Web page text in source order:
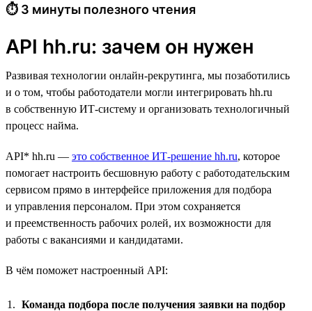
⏱ 3 минуты полезного чтения
API hh.ru: зачем он нужен
Развивая технологии онлайн-рекрутинга, мы позаботились
и о том, чтобы работодатели могли интегрировать hh.ru
в собственную ИТ-систему и организовать технологичный
процесс найма.
API* hh.ru — это собственное ИТ-решение hh.ru, которое
помогает настроить бесшовную работу с работодательским
сервисом прямо в интерфейсе приложения для подбора
и управления персоналом. При этом сохраняется
и преемственность рабочих ролей, их возможности для
работы с вакансиями и кандидатами.
В чём поможет настроенный API:
Команда подбора после получения заявки на подбор